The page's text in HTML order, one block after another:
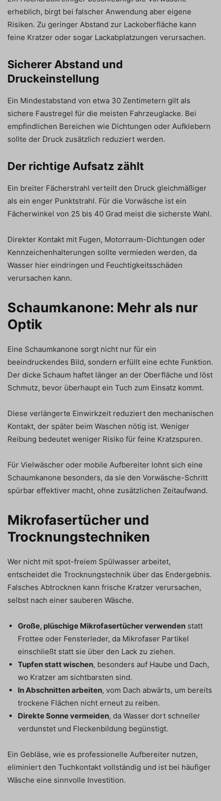
erheblich, birgt bei falscher Anwendung aber eigene
Risiken. Zu geringer Abstand zur Lackoberfläche kann
feine Kratzer oder sogar Lackabplatzungen verursachen.
Sicherer Abstand und
Druckeinstellung
Ein Mindestabstand von etwa 30 Zentimetern gilt als
sichere Faustregel für die meisten Fahrzeuglacke. Bei
empfindlichen Bereichen wie Dichtungen oder Aufklebern
sollte der Druck zusätzlich reduziert werden.
Der richtige Aufsatz zählt
Ein breiter Fächerstrahl verteilt den Druck gleichmäßiger
als ein enger Punktstrahl. Für die Vorwäsche ist ein
Fächerwinkel von 25 bis 40 Grad meist die sicherste Wahl.
Direkter Kontakt mit Fugen, Motorraum-Dichtungen oder
Kennzeichenhalterungen sollte vermieden werden, da
Wasser hier eindringen und Feuchtigkeitsschäden
verursachen kann.
Schaumkanone: Mehr als nur
Optik
Eine Schaumkanone sorgt nicht nur für ein
beeindruckendes Bild, sondern erfüllt eine echte Funktion.
Der dicke Schaum haftet länger an der Oberfläche und löst
Schmutz, bevor überhaupt ein Tuch zum Einsatz kommt.
Diese verlängerte Einwirkzeit reduziert den mechanischen
Kontakt, der später beim Waschen nötig ist. Weniger
Reibung bedeutet weniger Risiko für feine Kratzspuren.
Für Vielwäscher oder mobile Aufbereiter lohnt sich eine
Schaumkanone besonders, da sie den Vorwäsche-Schritt
spürbar effektiver macht, ohne zusätzlichen Zeitaufwand.
Mikrofasertücher und
Trocknungstechniken
Wer nicht mit spot-freiem Spülwasser arbeitet,
entscheidet die Trocknungstechnik über das Endergebnis.
Falsches Abtrocknen kann frische Kratzer verursachen,
selbst nach einer sauberen Wäsche.
Große, plüschige Mikrofasertücher verwenden statt
Frottee oder Fensterleder, da Mikrofaser Partikel
einschließt statt sie über den Lack zu ziehen.
Tupfen statt wischen, besonders auf Haube und Dach,
wo Kratzer am sichtbarsten sind.
In Abschnitten arbeiten, vom Dach abwärts, um bereits
trockene Flächen nicht erneut zu reiben.
Direkte Sonne vermeiden, da Wasser dort schneller
verdunstet und Fleckenbildung begünstigt.
Ein Gebläse, wie es professionelle Aufbereiter nutzen,
eliminiert den Tuchkontakt vollständig und ist bei häufiger
Wäsche eine sinnvolle Investition.